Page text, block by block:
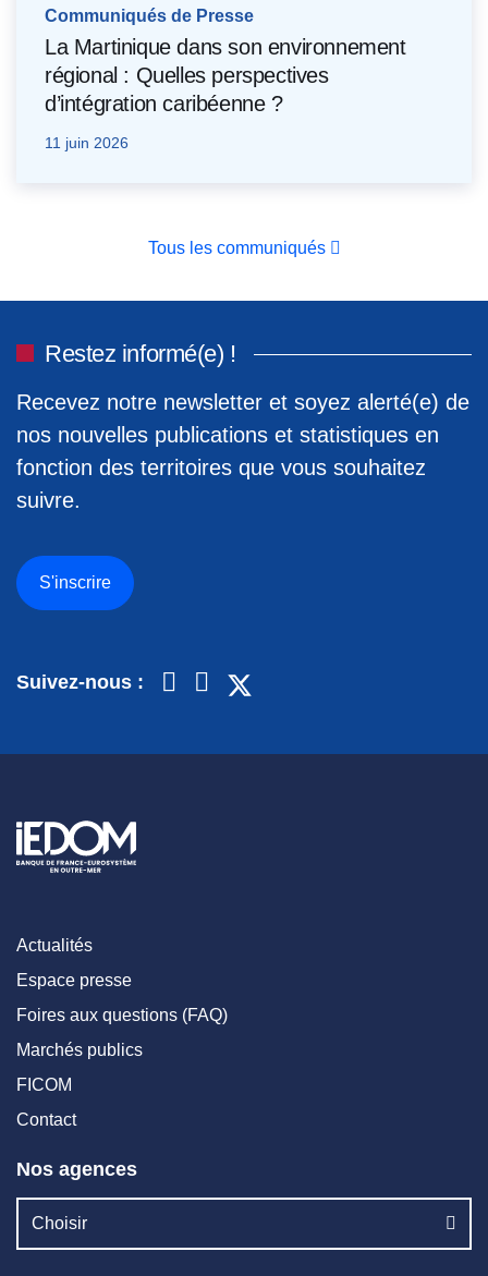
Communiqués de Presse
La Martinique dans son environnement
régional : Quelles perspectives
d’intégration caribéenne ?
11 juin 2026
Tous les communiqués
Restez informé(e) !
Recevez notre newsletter et soyez alerté(e) de
nos nouvelles publications et statistiques en
fonction des territoires que vous souhaitez
suivre.
S'inscrire
Suivez-nous :
Actualités
Espace presse
Foires aux questions (FAQ)
Marchés publics
FICOM
Contact
Nos agences
Choisir